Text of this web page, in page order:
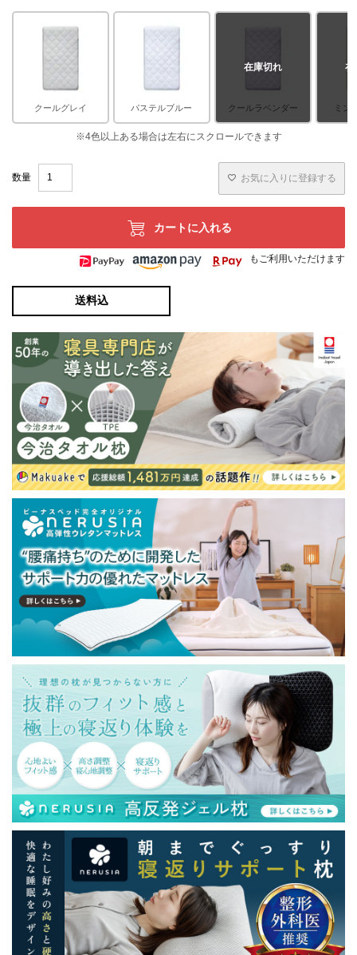
クールグレイ パステルブルー クールラベンダー
在庫切れ
ミン
在
お気に入りに登録する
カートに入れる
もご利用いただけます
送料込